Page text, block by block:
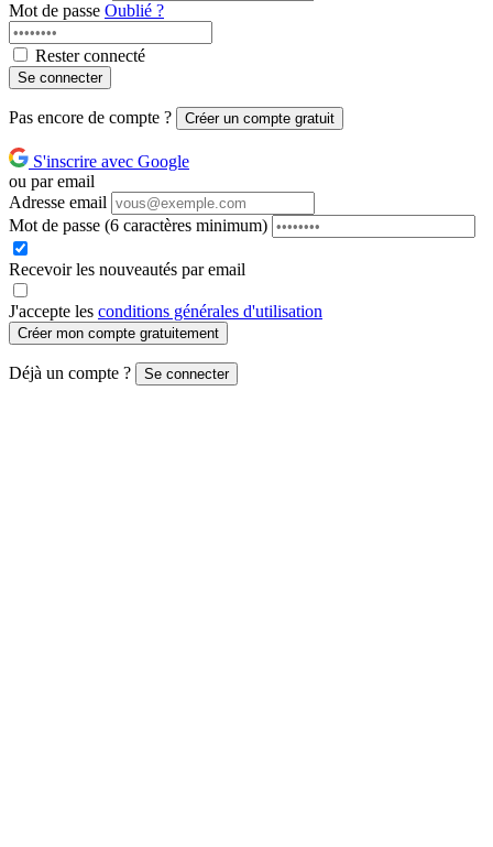
Mot de passe Oublié ?
Rester connecté
Se connecter
Pas encore de compte ? Créer un compte gratuit
S'inscrire avec Google
ou par email
Adresse email
Mot de passe (6 caractères minimum)
Recevoir les nouveautés par email
J'accepte les conditions générales d'utilisation
Créer mon compte gratuitement
Déjà un compte ? Se connecter